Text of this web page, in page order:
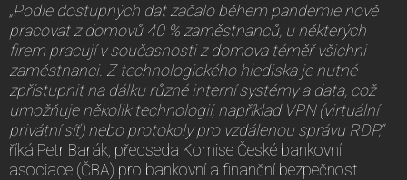
„Podle dostupných dat začalo během pandemie nově
pracovat z domovů 40 % zaměstnanců, u některých
firem pracují v současnosti z domova téměř všichni
zaměstnanci. Z technologického hlediska je nutné
zpřístupnit na dálku různé interní systémy a data, což
umožňuje několik technologií, například VPN (virtuální
privátní síť) nebo protokoly pro vzdálenou správu RDP,“
říká Petr Barák, předseda Komise České bankovní
asociace (ČBA) pro bankovní a finanční bezpečnost.